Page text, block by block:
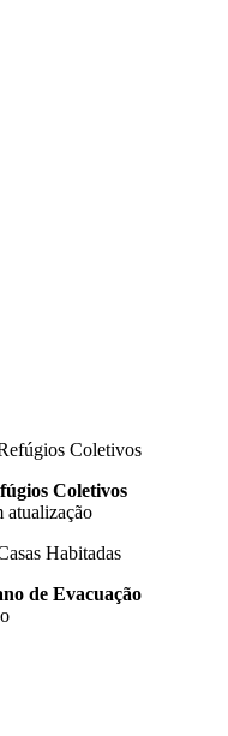
Coletivos
atualização
de Evacuação